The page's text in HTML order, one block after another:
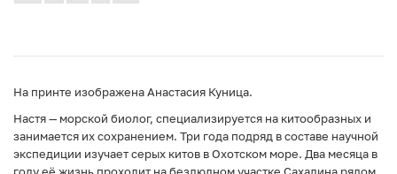
На принте изображена Анастасия Куница.
Настя — морской биолог, специализируется на китообразных и
занимается их сохранением. Три года подряд в составе научной
экспедиции изучает серых китов в Охотском море. Два месяца в